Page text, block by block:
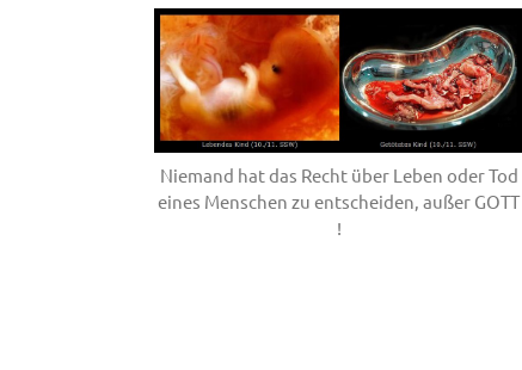
Niemand hat das Recht über Leben oder Tod
eines Menschen zu entscheiden, außer GOTT
!